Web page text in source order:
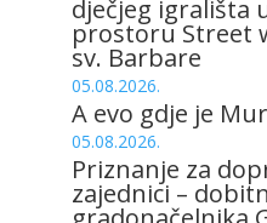
dječjeg igrališta
prostoru Street
sv. Barbare
05.08.2026.
A evo gdje je
05.08.2026.
Priznanje za
zajednici –